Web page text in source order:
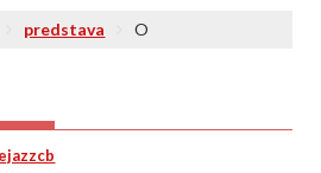
predstava O